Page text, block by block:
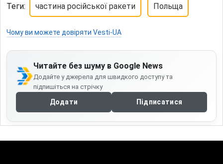
Теги: частина російської ракети Польща
Чому ви можете довіряти Vesti-UA
Читайте без шуму в Google News
Додайте у джерела для швидкого доступу та
підпишіться на стрічку
Додати Підписатися